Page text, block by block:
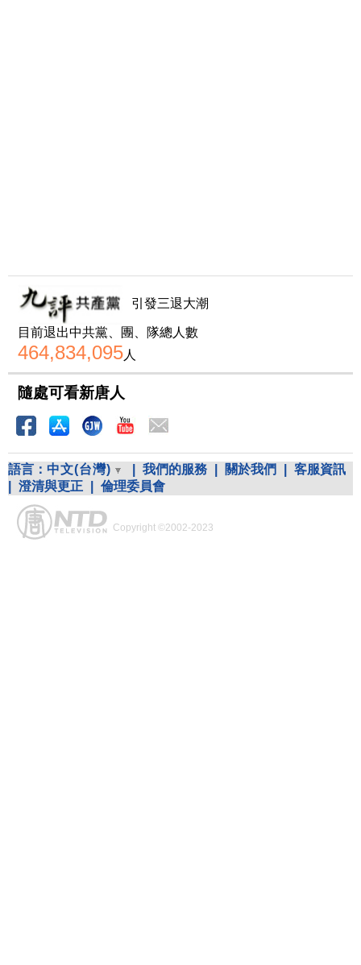
引發三退大潮
目前退出中共黨、團、隊總人數
464,834,095人
隨處可看新唐人
語言： 中文(台灣) 我們的服務 關於我們
客服資訊
澄清與更正 倫理委員會
Copyright ©2002-2023